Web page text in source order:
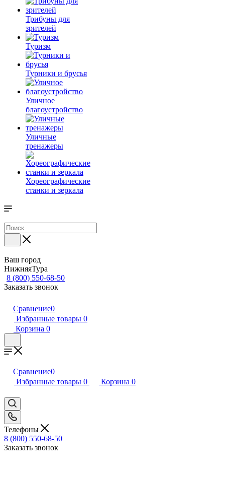
Трибуны для
зрителей
Туризм
Турники и брусья
Уличное
благоустройство
Уличные
тренажеры
Хореографические
станки и зеркала
Ваш город
НижняяТура
8 (800) 550-68-50
Заказать звонок
Сравнение0
Избранные товары 0
Корзина 0
Сравнение0
Избранные товары 0 Корзина 0
Телефоны
8 (800) 550-68-50
Заказать звонок